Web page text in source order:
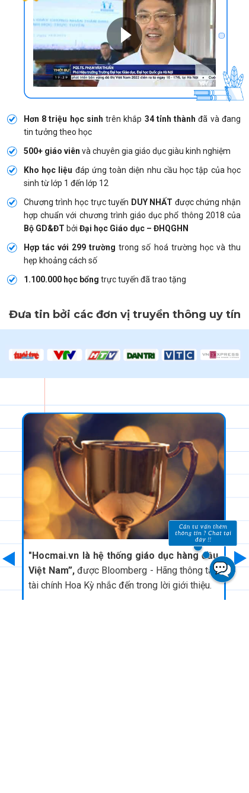
Đưa tin bởi các đơn vị truyền thông uy tín
"Hocmai.vn là hệ thống giáo dục hàng đầu
Việt Nam”,được Bloomberg - Hãng thông tấn
tài chính Hoa Kỳ nhắc đến trong lời giới thiệu.
Hơn 8 triệu học sinh trên khắp 34 tỉnh thành đã và đang
tin tưởng theo học
500+ giáo viên và chuyên gia giáo dục giàu kinh nghiệm
Kho học liệu đáp ứng toàn diện nhu cầu học tập của học
sinh từ lớp 1 đến lớp 12
Chương trình học trực tuyến DUY NHẤT được chứng nhận
hợp chuẩn với chương trình giáo dục phổ thông 2018 của
Bộ GD&ĐT bởi Đại học Giáo dục – ĐHQGHN
Hợp tác với 299 trường trong số hoá trường học và thu
hẹp khoảng cách số
1.100.000 học bổng trực tuyến đã trao tặng